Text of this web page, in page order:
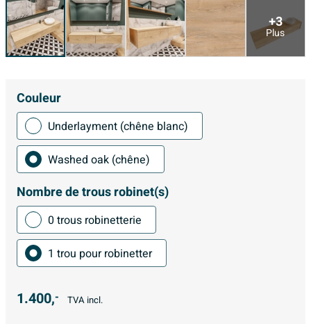
+3
Plus
Couleur
Underlayment (chêne blanc)
Washed oak (chêne)
Nombre de trous robinet(s)
0 trous robinetterie
1 trou pour robinetter
1.400,- TVA incl.